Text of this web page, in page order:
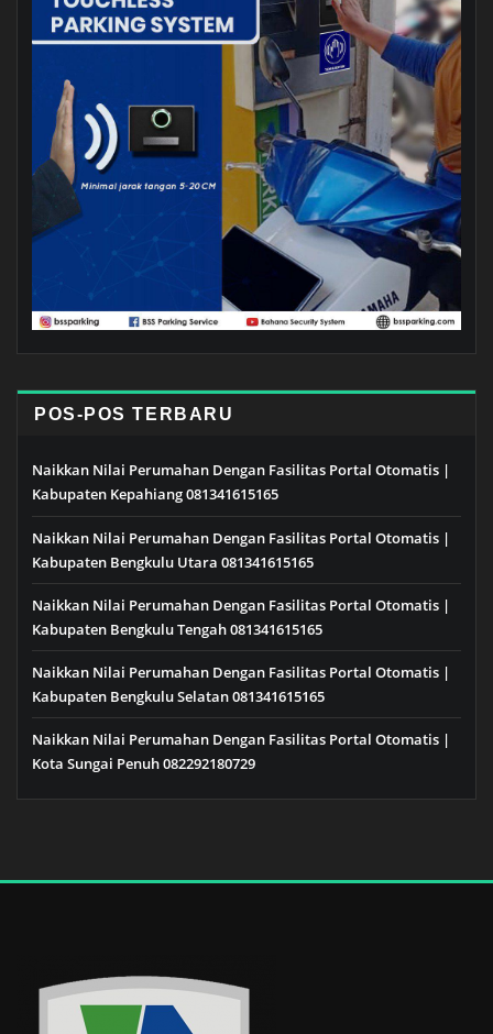
POS-POS TERBARU
Naikkan Nilai Perumahan Dengan Fasilitas Portal Otomatis |
Kabupaten Kepahiang 081341615165
Naikkan Nilai Perumahan Dengan Fasilitas Portal Otomatis |
Kabupaten Bengkulu Utara 081341615165
Naikkan Nilai Perumahan Dengan Fasilitas Portal Otomatis |
Kabupaten Bengkulu Tengah 081341615165
Naikkan Nilai Perumahan Dengan Fasilitas Portal Otomatis |
Kabupaten Bengkulu Selatan 081341615165
Naikkan Nilai Perumahan Dengan Fasilitas Portal Otomatis |
Kota Sungai Penuh 082292180729